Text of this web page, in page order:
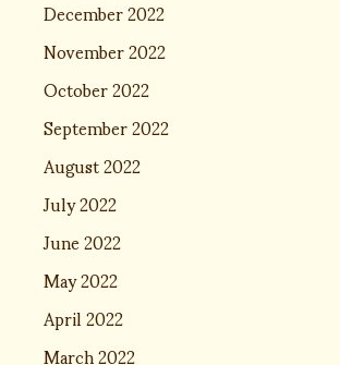
December 2022
November 2022
October 2022
September 2022
August 2022
July 2022
June 2022
May 2022
April 2022